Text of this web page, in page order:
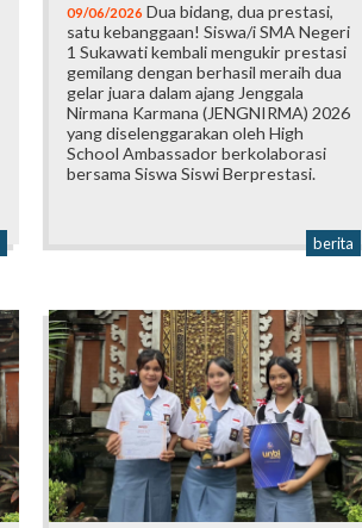
09/06/2026 Dua bidang, dua prestasi,
satu kebanggaan! Siswa/i SMA Negeri
1 Sukawati kembali mengukir prestasi
gemilang dengan berhasil meraih dua
gelar juara dalam ajang Jenggala
Nirmana Karmana (JENGNIRMA) 2026
yang diselenggarakan oleh High
School Ambassador berkolaborasi
bersama Siswa Siswi Berprestasi.
berita